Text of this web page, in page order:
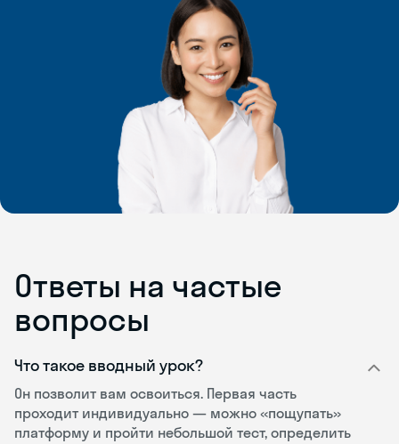
Ответы на частые
вопросы
Что такое вводный урок?
Он позволит вам освоиться. Первая часть
проходит индивидуально — можно «пощупать»
платформу и пройти небольшой тест, определить